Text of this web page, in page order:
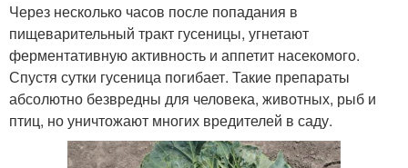
Через несколько часов после попадания в
пищеварительный тракт гусеницы, угнетают
ферментативную активность и аппетит насекомого.
Спустя сутки гусеница погибает. Такие препараты
абсолютно безвредны для человека, животных, рыб и
птиц, но уничтожают многих вредителей в саду.